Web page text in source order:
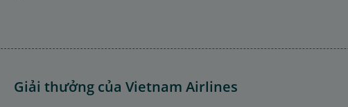
Giải thưởng của Vietnam Airlines